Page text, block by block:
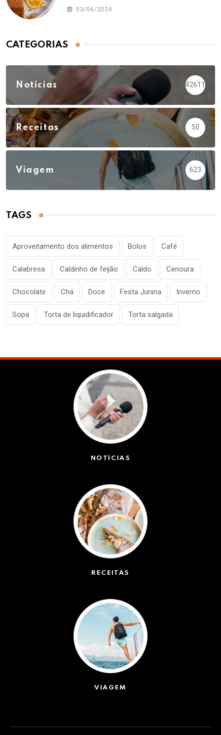
03/06/2024
CATEGORIAS
Notícias 42611
Receitas 50
Viagem 623
TAGS
Aproveitamento dos alimentos Bolos Café
Calabresa Caldinho de feijão Caldo Cenoura
Chocolate Chá Doce Festa Junina Inverno
Sopa Torta de liquidificador Torta salgada
NOTÍCIAS
RECEITAS
VIAGEM